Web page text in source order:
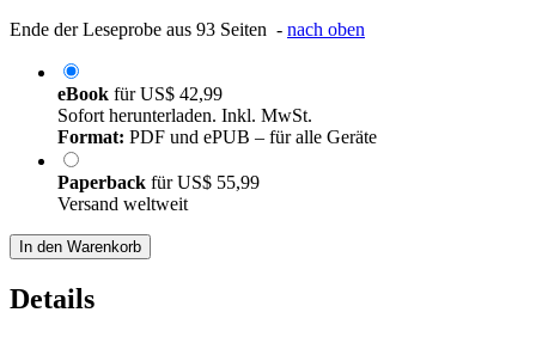
Ende der Leseprobe aus 93 Seiten - nach oben
eBook fürUS$ 42,99
Sofort herunterladen. Inkl. MwSt.
Format: PDF und ePUB – für alle Geräte
Paperback fürUS$ 55,99
Versand weltweit
In den Warenkorb
Details